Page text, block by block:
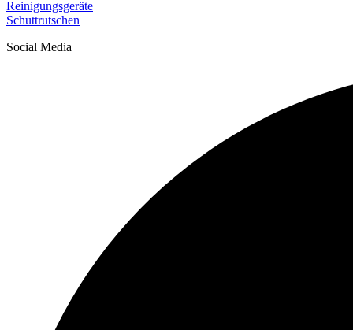
Reinigungsgeräte
Schuttrutschen
Social Media